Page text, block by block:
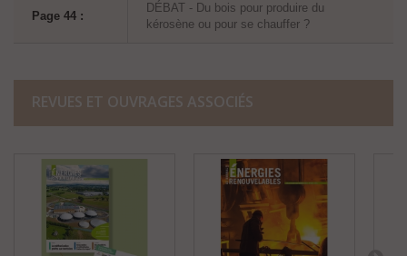
Page 44 :
DÉBAT - Du bois pour produire du
kérosène ou pour se chauffer ?
REVUES ET OUVRAGES ASSOCIÉS